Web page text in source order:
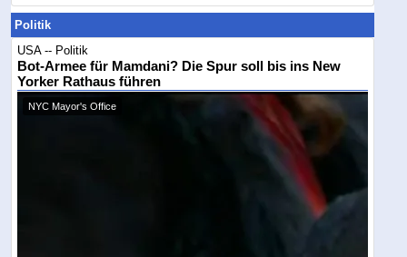
Politik
USA -- Politik
Bot-Armee für Mamdani? Die Spur soll bis ins New
Yorker Rathaus führen
NYC Mayor's Office